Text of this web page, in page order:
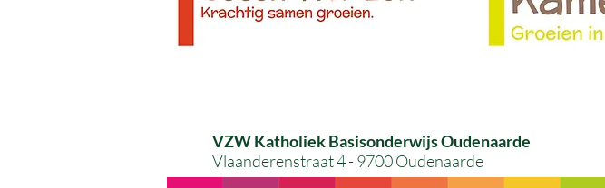
VZW Katholiek Basisonderwijs Oudenaarde
Vlaanderenstraat 4 - 9700 Oudenaarde